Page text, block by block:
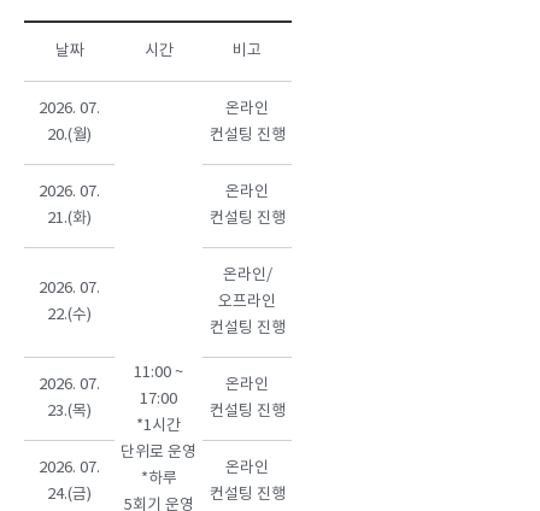
날짜 시간 비고
2026. 07.
20.(월)
11:00 ~
17:00
*1시간
단위로 운영
*하루
5회기 운영
온라인
컨설팅 진행
2026. 07.
21.(화)
온라인
컨설팅 진행
2026. 07.
22.(수)
온라인/
오프라인
컨설팅 진행
2026. 07.
23.(목)
온라인
컨설팅 진행
2026. 07.
24.(금)
온라인
컨설팅 진행